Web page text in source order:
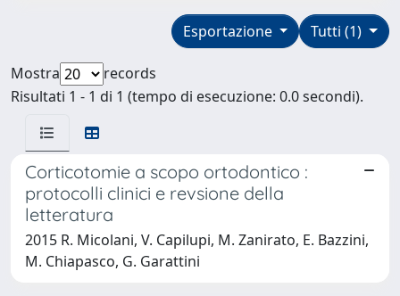
Tutti (1)
Esportazione
Mostra
records
Risultati 1 - 1 di 1 (tempo di esecuzione: 0.0 secondi).
Corticotomie a scopo ortodontico :
protocolli clinici e revsione della
letteratura
2015 R. Micolani, V. Capilupi, M. Zanirato, E. Bazzini,
M. Chiapasco, G. Garattini